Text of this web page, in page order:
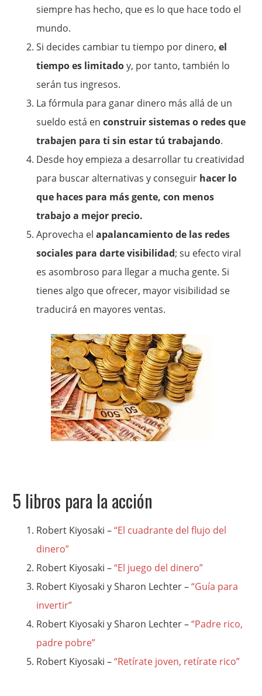
siempre has hecho, que es lo que hace todo el
mundo.
Si decides cambiar tu tiempo por dinero,el
tiempo es limitadoy, por tanto, también lo
serán tus ingresos.
La fórmula para ganar dinero más allá de un
sueldo está enconstruir sistemas o redes que
trabajen para ti sin estar tú trabajando.
Desde hoy empieza a desarrollar tu creatividad
para buscar alternativas y conseguir hacer lo
que haces para más gente, con menos
trabajo a mejor precio.
Aprovecha el apalancamiento de las redes
sociales para darte visibilidad; su efecto viral
es asombroso para llegar a mucha gente. Si
tienes algo que ofrecer, mayor visibilidad se
traducirá en mayores ventas.
5 libros para la acción
Robert Kiyosaki –“El cuadrante del flujo del
dinero”
Robert Kiyosaki –“El juego del dinero”
Robert Kiyosaki y Sharon Lechter –“Guía para
invertir”
Robert Kiyosaki y Sharon Lechter –“Padre rico,
padre pobre”
Robert Kiyosaki –“Retírate joven, retírate rico”